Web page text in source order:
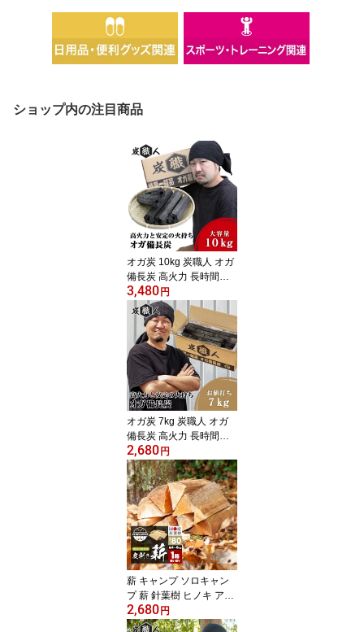
ショップ内の注目商品
オガ炭 10kg 炭職人 オガ
備長炭 高火力 長時間燃
焼 煙少 白炭 オガ備長炭
白炭 高品質オガ炭 納得
の燃焼時間と火力 BBQ
お花見 キャンプ バーベ
キュー 薪ストーブ 節電
暖房 飲食店 業務用【ya
ma】
3,480円
オガ炭 7kg 炭職人 オガ
備長炭 高火力 長時間燃
焼 煙少 白炭 オガ備長炭
白炭 高品質オガ炭 納得
の燃焼時間と火力 BBQ
お花見 キャンプ バーベ
キュ 薪ストーブ 節電 暖
房 飲食店 業務用【takum
u】
2,680円
薪 キャンプ ソロキャン
プ 薪 針葉樹 ヒノキ アウ
トドア バーベキュー BB
Q 焚火 焚き火 暖炉 イン
2,680円